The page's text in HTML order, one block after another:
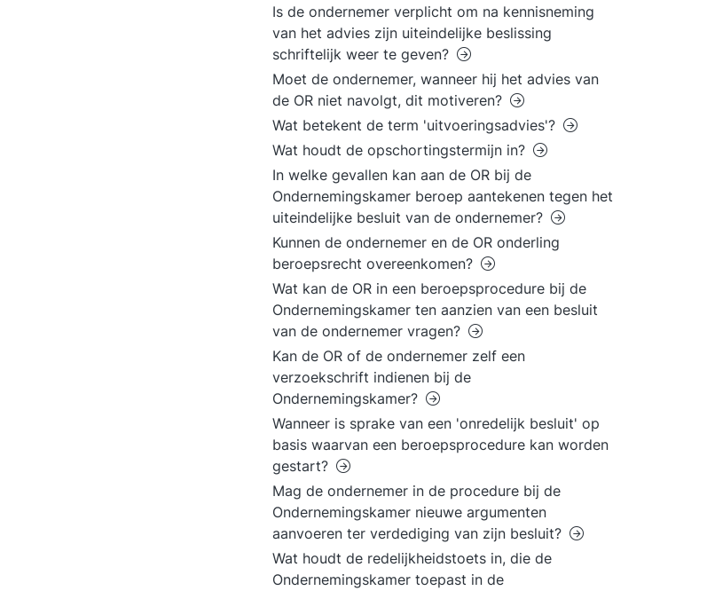
Is de ondernemer verplicht om na kennisneming
van het advies zijn uiteindelijke beslissing
schriftelijk weer te geven?
Moet de ondernemer, wanneer hij het advies van
de OR niet navolgt, dit motiveren?
Wat betekent de term 'uitvoeringsadvies'?
Wat houdt de opschortingstermijn in?
In welke gevallen kan aan de OR bij de
Ondernemingskamer beroep aantekenen tegen het
uiteindelijke besluit van de ondernemer?
Kunnen de ondernemer en de OR onderling
beroepsrecht overeenkomen?
Wat kan de OR in een beroepsprocedure bij de
Ondernemingskamer ten aanzien van een besluit
van de ondernemer vragen?
Kan de OR of de ondernemer zelf een
verzoekschrift indienen bij de
Ondernemingskamer?
Wanneer is sprake van een 'onredelijk besluit' op
basis waarvan een beroepsprocedure kan worden
gestart?
Mag de ondernemer in de procedure bij de
Ondernemingskamer nieuwe argumenten
aanvoeren ter verdediging van zijn besluit?
Wat houdt de redelijkheidstoets in, die de
Ondernemingskamer toepast in de